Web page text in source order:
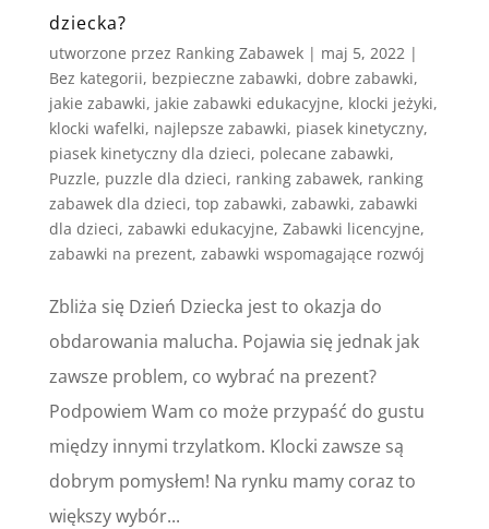
dziecka?
utworzone przez Ranking Zabawek| maj 5, 2022|
Bez kategorii, bezpieczne zabawki, dobre zabawki,
jakie zabawki, jakie zabawki edukacyjne, klocki jeżyki,
klocki wafelki, najlepsze zabawki, piasek kinetyczny,
piasek kinetyczny dla dzieci, polecane zabawki,
Puzzle, puzzle dla dzieci, ranking zabawek, ranking
zabawek dla dzieci, top zabawki, zabawki, zabawki
dla dzieci, zabawki edukacyjne, Zabawki licencyjne,
zabawki na prezent, zabawki wspomagające rozwój
Zbliża się Dzień Dziecka jest to okazja do
obdarowania malucha. Pojawia się jednak jak
zawsze problem, co wybrać na prezent?
Podpowiem Wam co może przypaść do gustu
między innymi trzylatkom. Klocki zawsze są
dobrym pomysłem! Na rynku mamy coraz to
większy wybór...